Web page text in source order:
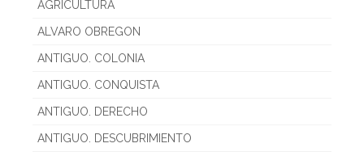
AGRICULTURA
ALVARO OBREGON
ANTIGUO. COLONIA
ANTIGUO. CONQUISTA
ANTIGUO. DERECHO
ANTIGUO. DESCUBRIMIENTO